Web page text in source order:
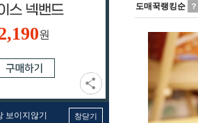
원
보이지않기 창닫기
도매꾹랭킹순